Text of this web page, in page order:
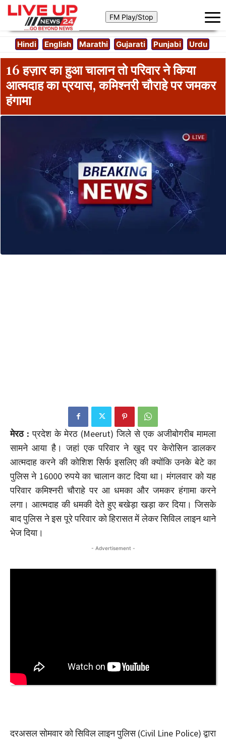
Hindi English Marathi Gujarati Punjabi Urdu
16 हज़ार का हुआ चालान तो परिवार ने किया
आत्मदाह का प्रयास, कमिश्नरी चौराहे पर जमकर
हंगामा
मेरठ : प्रदेश के मेरठ (Meerut) जिले से एक अजीबोगरीब मामला
सामने आया है। जहां एक परिवार ने खुद पर केरोसिन डालकर
आत्मदाह करने की कोशिश सिर्फ इसलिए की क्योंकि उनके बेटे का
पुलिस ने 16000 रुपये का चालान काट दिया था। मंगलवार को यह
परिवार कमिश्नरी चौराहे पर आ धमका और जमकर हंगामा करने
लगा। आत्मदाह की धमकी देते हुए बखेड़ा खड़ा कर दिया। जिसके
बाद पुलिस ने इस पूरे परिवार को हिरासत में लेकर सिविल लाइन थाने
भेज दिया।
- Advertisement -
दरअसल सोमवार को सिविल लाइन पुलिस (Civil Line Police) द्वारा